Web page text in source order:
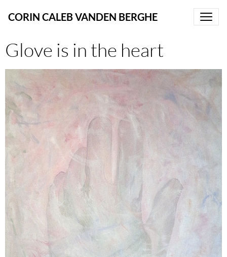
CORIN CALEB VANDEN BERGHE
Glove is in the heart